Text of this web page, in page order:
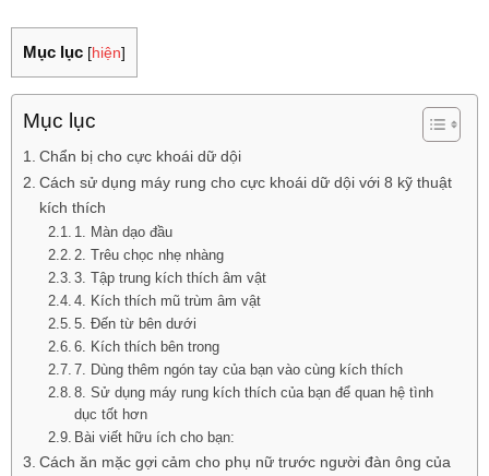
Mục lục [hiện]
Mục lục
Chẩn bị cho cực khoái dữ dội
Cách sử dụng máy rung cho cực khoái dữ dội với 8 kỹ thuật
kích thích
1. Màn dạo đầu
2. Trêu chọc nhẹ nhàng
3. Tập trung kích thích âm vật
4. Kích thích mũ trùm âm vật
5. Đến từ bên dưới
6. Kích thích bên trong
7. Dùng thêm ngón tay của bạn vào cùng kích thích
8. Sử dụng máy rung kích thích của bạn để quan hệ tình
dục tốt hơn
Bài viết hữu ích cho bạn:
Cách ăn mặc gợi cảm cho phụ nữ trước người đàn ông của